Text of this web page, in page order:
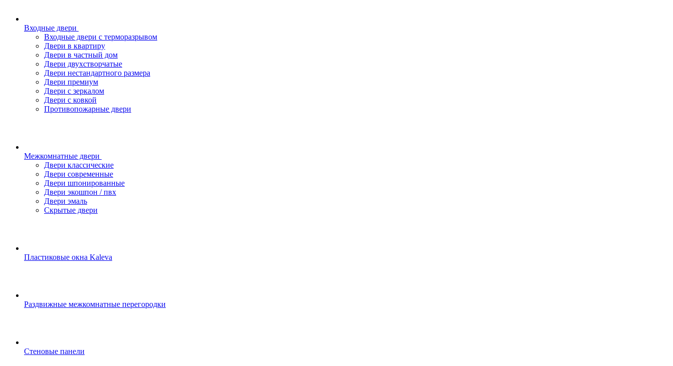
Входные двери
Входные двери с терморазрывом
Двери в квартиру
Двери в частный дом
Двери двухстворчатые
Двери нестандартного размера
Двери премиум
Двери с зеркалом
Двери с ковкой
Противопожарные двери
Межкомнатные двери
Двери классические
Двери современные
Двери шпонированные
Двери экошпон / пвх
Двери эмаль
Скрытые двери
Пластиковые окна Kaleva
Раздвижные межкомнатные перегородки
Стеновые панели